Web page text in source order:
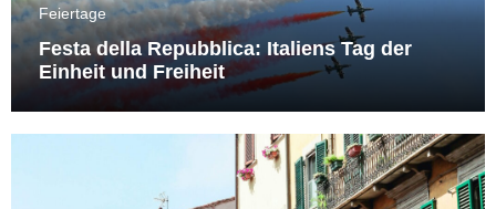
Feiertage
Festa della Repubblica: Italiens Tag der
Einheit und Freiheit